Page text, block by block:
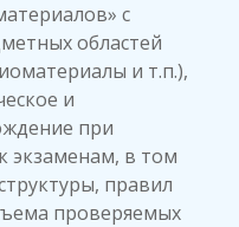
с
областей
и т.п.),
и
при
экзаменам, в том
правил
проверяемых